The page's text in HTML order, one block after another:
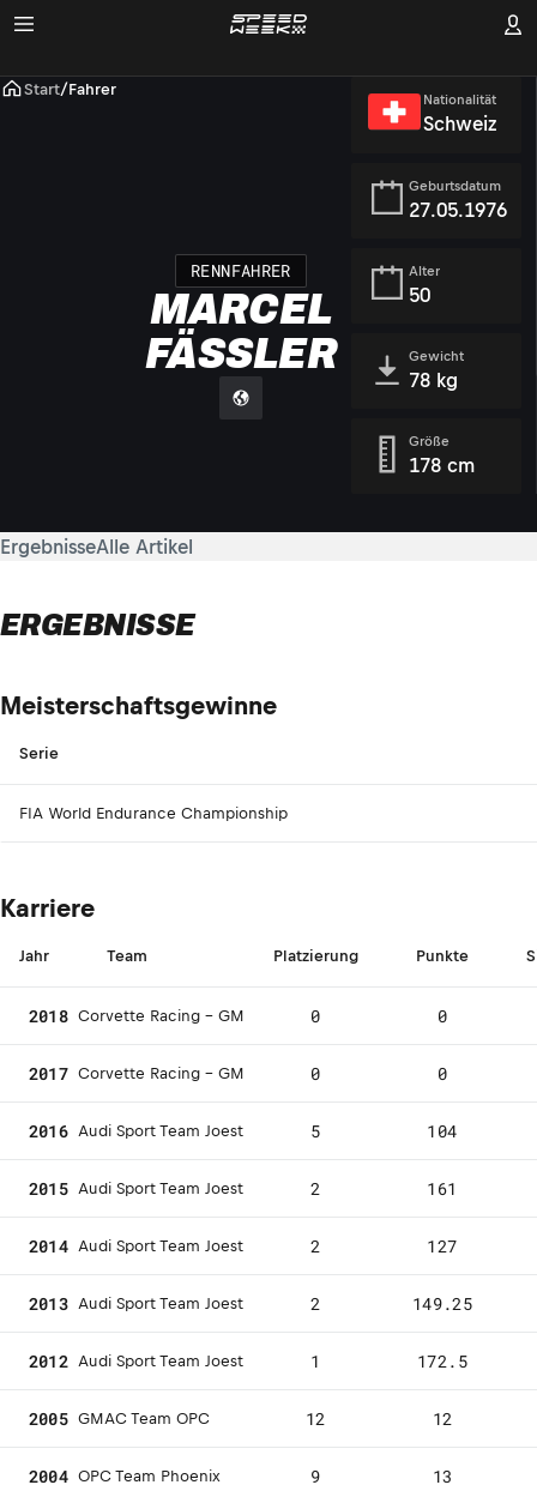
Start/Fahrer
RENNFAHRER
MARCEL
FÄSSLER
Nationalität
Schweiz
Geburtsdatum
27.05.1976
Alter
50
Gewicht
78 kg
Größe
178 cm
ErgebnisseAlle Artikel
ERGEBNISSE
Meisterschaftsgewinne
Serie
FIA World Endurance Championship
Karriere
Jahr Team Platzierung Punkte
2018 Corvette Racing - GM 0 0
2017 Corvette Racing - GM 0 0
2016 Audi Sport Team Joest 5 104
2015 Audi Sport Team Joest 2 161
2014 Audi Sport Team Joest 2 127
2013 Audi Sport Team Joest 2 149.25
2012 Audi Sport Team Joest 1 172.5
2005 GMAC Team OPC 12 12
2004 OPC Team Phoenix 9 13